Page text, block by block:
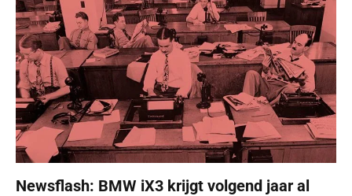
Newsflash: BMW iX3 krijgt volgend jaar al